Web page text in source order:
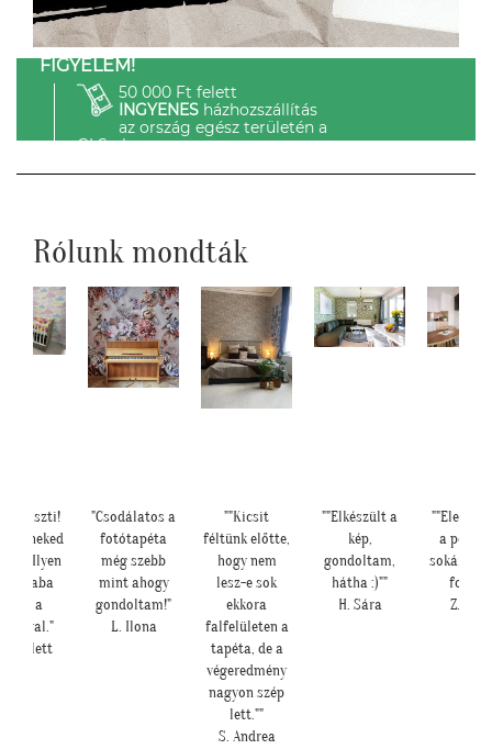
FIGYELEM!
50 000 Ft felett
INGYENESházhozszállítás
az ország egész területén a
GLS-el.
Rólunk mondták
Kriszti!
neked
Ilyen
a baba
a
Nikolett
"Csodálatos a
fotótapéta
még szebb
mint ahogy
gondoltam!"
L. Ilona
""Kicsit
féltünk előtte,
hogy nem
lesz-e sok
ekkora
falfelületen a
tapéta, de a
végeredmény
nagyon szép
lett.""
S. Andrea
""Elkészült a
kép,
gondoltam,
hátha :)""
H. Sára
a
sokáig
Z.